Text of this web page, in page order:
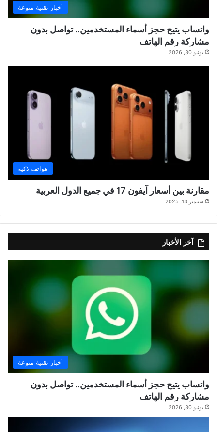
أخبار تقنية منوعة
واتساب يتيح حجز أسماء المستخدمين.. تواصل بدون
مشاركة رقم الهاتف
يونيو 30, 2026
هواتف ذكية
مقارنة بين أسعار آيفون 17 في جميع الدول العربية
سبتمبر 13, 2025
آخر الأخبار
أخبار تقنية منوعة
واتساب يتيح حجز أسماء المستخدمين.. تواصل بدون
مشاركة رقم الهاتف
يونيو 30, 2026